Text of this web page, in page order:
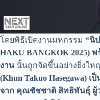
โดยพิธีเปิดงานมหกรรม “นิ
HAKU BANGKOK 2025)
งาน นั้นถูกจัดขึ้นอย่างยิ่งให
(Khun Takuo Hasegawa)
จาก คุณชัชชาติ สิทธิพันธุ์ ผู้